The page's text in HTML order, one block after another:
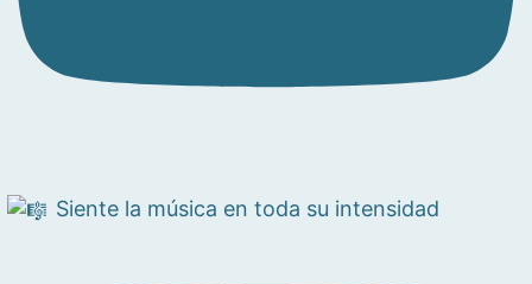
Siente la música en toda su intensidad